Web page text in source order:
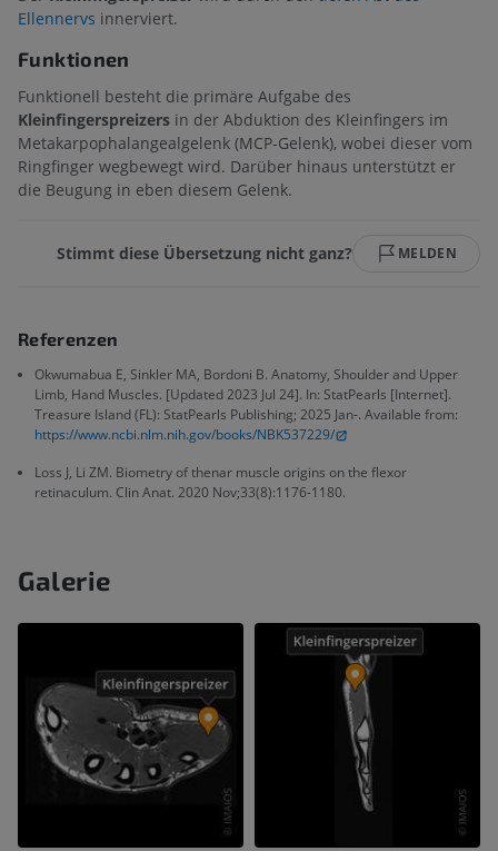
Ellennervs innerviert.
Funktionen
Funktionell besteht die primäre Aufgabe des
Kleinfingerspreizers in der Abduktion des Kleinfingers im
Metakarpophalangealgelenk (MCP-Gelenk), wobei dieser vom
Ringfinger wegbewegt wird. Darüber hinaus unterstützt er
die Beugung in eben diesem Gelenk.
Stimmt diese Übersetzung nicht ganz? MELDEN
Referenzen
Okwumabua E, Sinkler MA, Bordoni B. Anatomy, Shoulder and Upper
Limb, Hand Muscles. [Updated 2023 Jul 24]. In: StatPearls [Internet].
Treasure Island (FL): StatPearls Publishing; 2025 Jan-. Available from:
https://www.ncbi.nlm.nih.gov/books/NBK537229/
Loss J, Li ZM. Biometry of thenar muscle origins on the flexor
retinaculum. Clin Anat. 2020 Nov;33(8):1176-1180.
Galerie